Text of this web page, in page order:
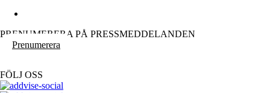
PRENUMERERA PÅ PRESSMEDDELANDEN
Prenumerera
FÖLJ OSS